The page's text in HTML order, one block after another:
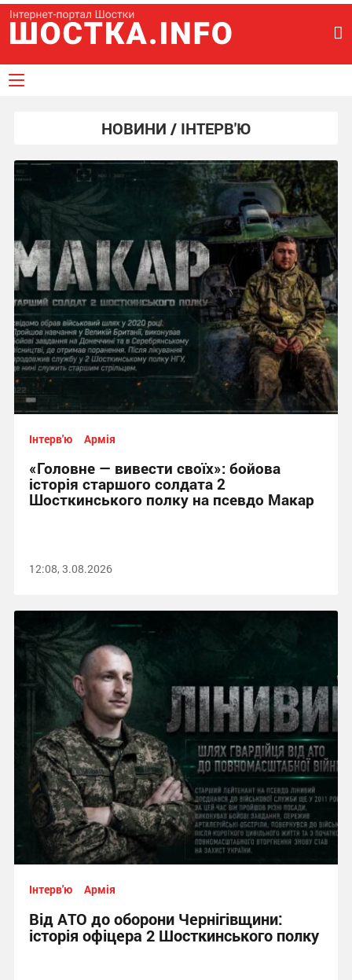
НОВИНИ / ІНТЕРВ'Ю
Інтерв'ю Армія
«Головне — вивести своїх»: бойова
історія старшого солдата 2
Шосткинського полку на псевдо Макар
12:08, 3.08.2026
Інтерв'ю Армія
Від АТО до оборони Чернігівщини:
історія офіцера 2 Шосткинського полку